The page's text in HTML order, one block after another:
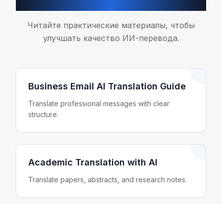
Читайте практические материалы, чтобы
улучшать качество ИИ-перевода.
Business Email AI Translation Guide
Translate professional messages with clear
structure.
Academic Translation with AI
Translate papers, abstracts, and research notes.